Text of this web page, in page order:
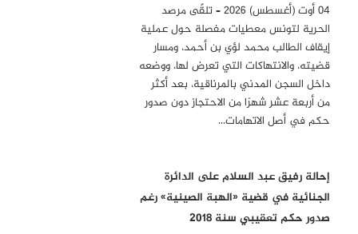
04 أوت (أغسطس) 2026 – تلقّى مرصد
الحرية لتونس معطيات مفصلة حول عملية
إيقاف الطالب محمد لؤي بن أحمد، ومسار
قضيته، والانتهاكات التي تعرض لها، ووضعه
داخل السجن المدني بالمرناقية، بعد أكثر
من أربعة عشر شهرًا من الاحتجاز دون صدور
حكم في أصل الاتهامات…
إحالة رفيق عبد السلام على الدائرة
الجنائية في قضية «الهبة الصينية» رغم
صدور حكم تعقيبي سنة 2018